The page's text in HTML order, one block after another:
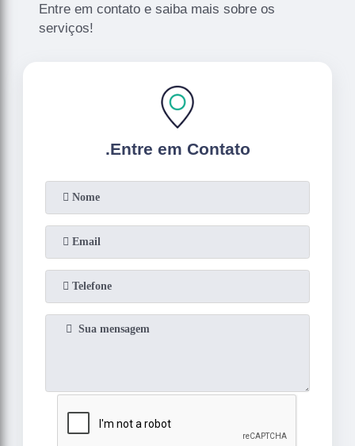
Entre em contato e saiba mais sobre os
serviços!
.Entre em Contato